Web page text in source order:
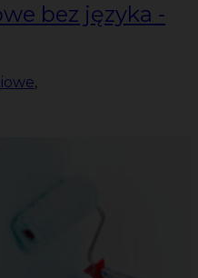
bez języka -
,